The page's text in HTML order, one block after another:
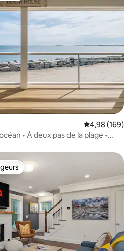
Note
4,98 (169)
• À deux pas de la plage •
parmi les plus aimés